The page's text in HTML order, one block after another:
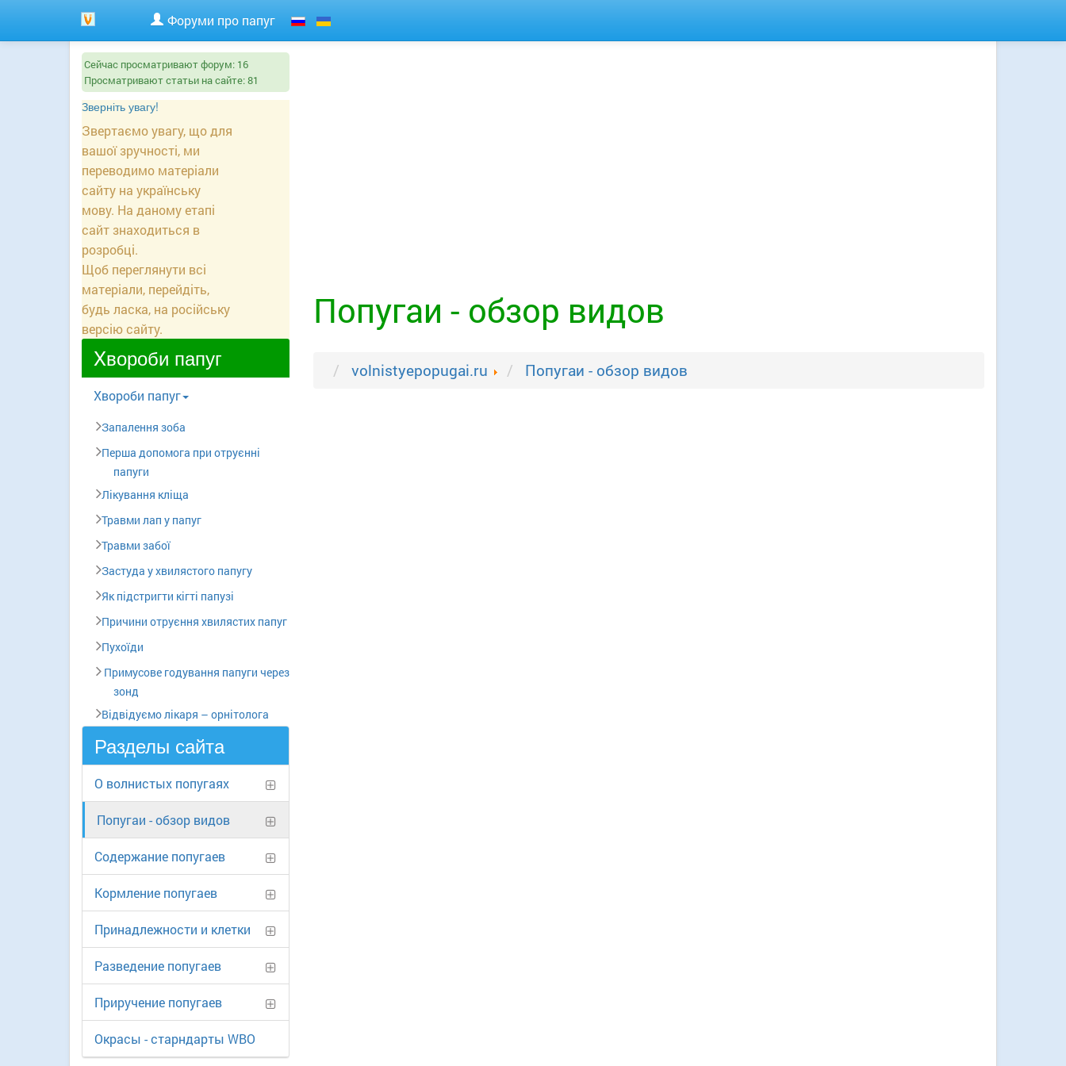
Форуми про папуг
Сейчас просматривают форум: 16
Просматривают статьи на сайте:81
Зверніть увагу!
Звертаємо увагу, що для
вашої зручності, ми
переводимо матеріали
сайту на українську
мову. На даному етапі
сайт знаходиться в
розробці.
Щоб переглянути всі
матеріали, перейдіть,
будь ласка, на російську
версію сайту.
Xвороби папуг
Xвороби папуг
Запалення зоба
Перша допомога при отруєнні
папуги
Лікування кліща
Травми лап у папуг
Травми забої
Застуда у хвилястого папугу
Як підстригти кігті папузі
Причини отруєння хвилястих папуг
Пухоїди
Примусове годування папуги через
зонд
Відвідуємо лікаря – орнітолога
Разделы сайта
О волнистых попугаях
Попугаи - обзор видов
Содержание попугаев
Кормление попугаев
Принадлежности и клетки
Разведение попугаев
Приручение попугаев
Окрасы - старндарты WBO
Попугаи - обзор видов
volnistyepopugai.ru Попугаи - обзор видов